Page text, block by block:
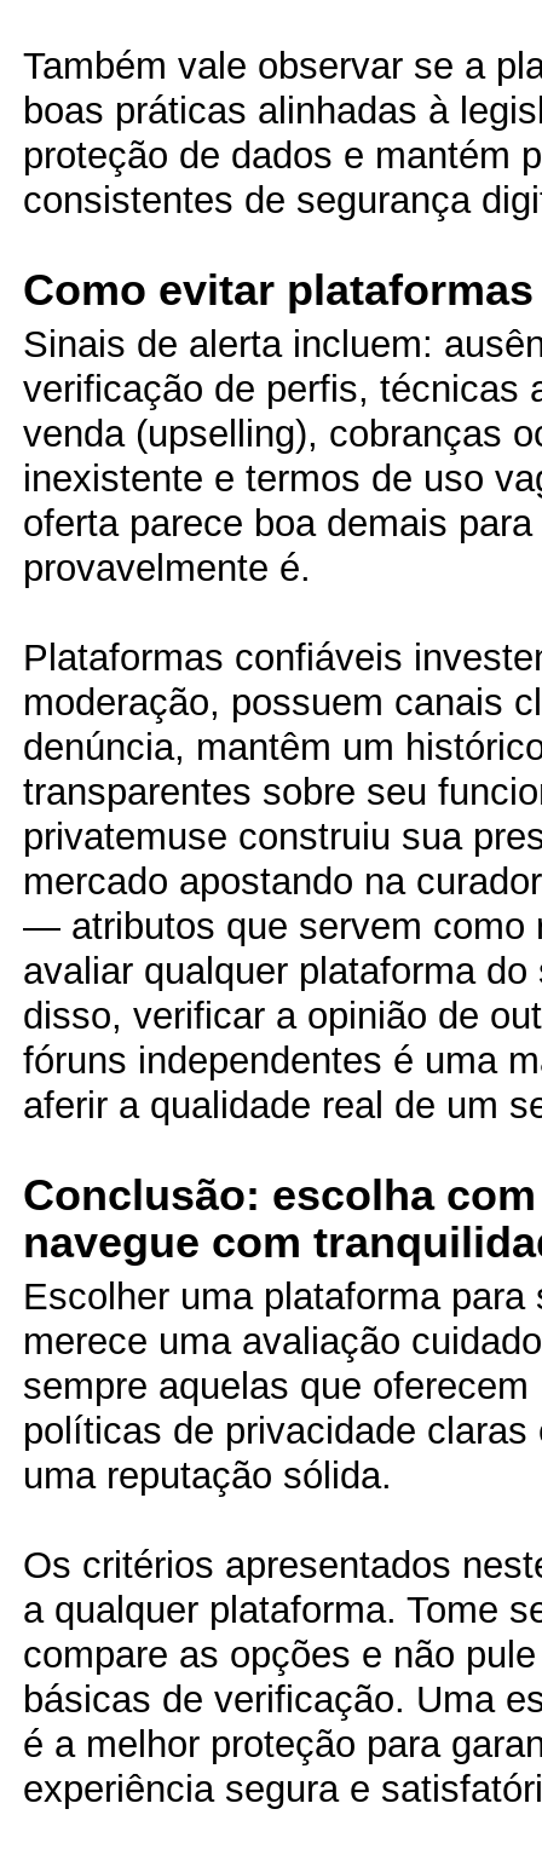
Também vale observar se a
boas práticas alinhadas à
proteção de dados e mantém
consistentes de segurança
Como evitar
Sinais de alerta incluem:
verificação de perfis, técnicas
venda (upselling), cobranças
inexistente e termos de uso
oferta parece boa demais
provavelmente é.
Plataformas confiáveis
moderação, possuem canais
denúncia, mantêm um
transparentes sobre seu
privatemuse construiu sua
mercado apostando na
— atributos que servem como
avaliar qualquer plataforma
disso, verificar a opinião de
fóruns independentes é uma
aferir a qualidade real de um
Conclusão: escolha
navegue com
Escolher uma plataforma para
merece uma avaliação
sempre aquelas que
políticas de privacidade claras
uma reputação sólida.
Os critérios apresentados
a qualquer plataforma. Tome
compare as opções e não
básicas de verificação. Uma
é a melhor proteção para
experiência segura e